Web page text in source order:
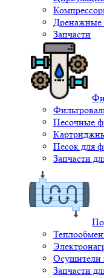
Дренажные
Запчасти
Песочные
Песок для
Запчасти
Осушители
Запчасти